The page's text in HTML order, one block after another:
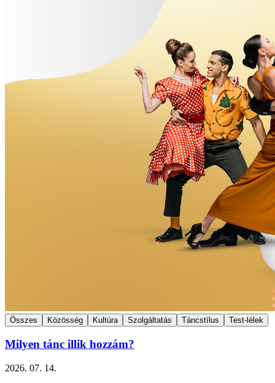
Összes Közösség Kultúra Szolgáltatás Táncstílus Test-lélek
Milyen tánc illik hozzám?
2026. 07. 14.